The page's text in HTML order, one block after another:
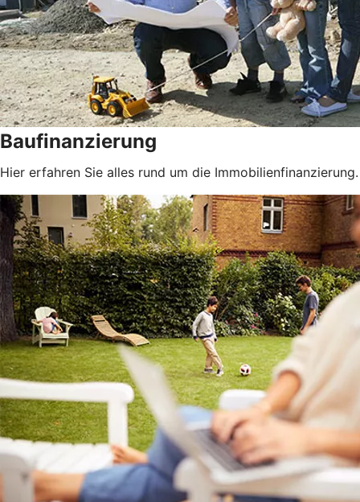
Baufinanzierung
Hier erfahren Sie alles rund um die Immobilienfinanzierung.